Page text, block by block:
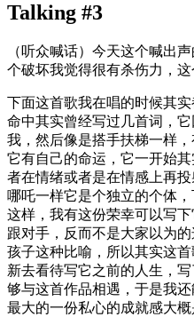
Talking #3
（听众喊话）今天这个喊出
个破坏我觉得很有杀伤力，
下面这首歌我在唱的时候其
命中其实曾经写过几首词，
我，然后像是搭手扶梯一样
它有自己的命运，它一开始
者在情绪或者是在情感上再
哪吒一样它是个独立的个体
这样，我有这份荣幸可以写
跟对手，反而不是大家以为
孩子这种比喻，所以其实这
新去看待写它之前的人生，
够与这首作品相遇，于是我
最大的一份私心的成就感大